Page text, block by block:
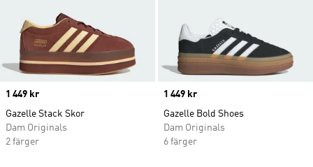
Price
1 449 kr
Gazelle Stack Skor
Dam Originals
2 färger
Price
1 449 kr
Gazelle Bold Shoes
Dam Originals
6 färger